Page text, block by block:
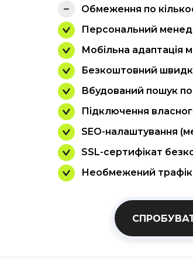
Обмеження по
Персональний
Мобільна адаптація
Безкоштовний
Вбудований пошук
Підключення
SEO-налаштування
SSL-сертифікат
Необмежений трафік